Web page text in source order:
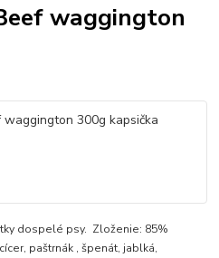
waggington
dospelé psy. Zloženie: 85%
paštrnák , špenát, jablká,